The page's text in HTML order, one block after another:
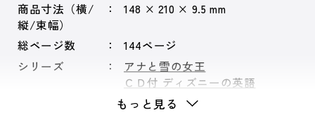
商品寸法（横/
縦/束幅）
148 × 210 × 9.5 mm
総ページ数
144ページ
シリーズ
アナと雪の女王
ＣＤ付 ディズニーの英語
もっと見る